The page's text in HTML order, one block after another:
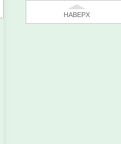
НАВЕРХ